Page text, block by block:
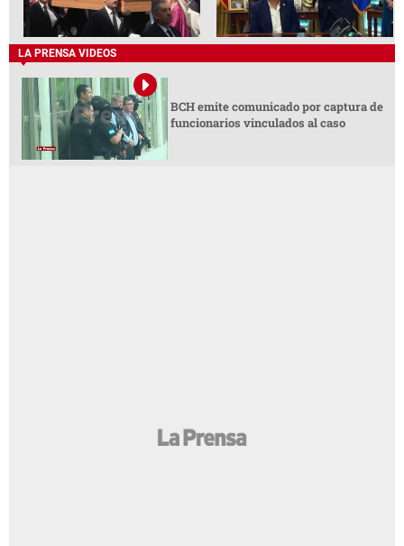
LA PRENSA VIDEOS
BCH emite comunicado por captura de
funcionarios vinculados al caso